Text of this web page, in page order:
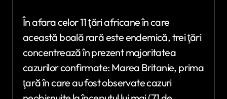
În afara celor 11 ţări africane în care
această boală rară este endemică, trei ţări
concentrează în prezent majoritatea
cazurilor confirmate: Marea Britanie, prima
ţară în care au fost observate cazuri